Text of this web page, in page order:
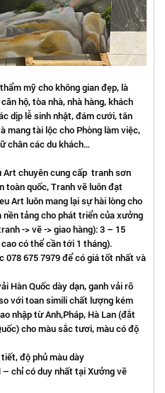
mỹ cho không gian đẹp, là
hộ, tòa nhà, nhà hàng, khách
dịp lễ sinh nhật, đám cưới, tân
mang tài lộc cho Phòng làm việc,
chân các du khách…
Art chuyên cung cấp tranh sơn
toàn quốc, Tranh vẽ luôn đạt
Art luôn mang lại sự hài lòng cho
tảng cho phát triển của xưởng
-> vẽ -> giao hàng): 3 – 15
có thể cần tới 1 tháng).
078 675 7979 để có giá tốt nhất và
Hàn Quốc dày dạn, ganh vải rõ
với toan simili chất lượng kém
nhập từ Anh,Pháp, Hà Lan (đắt
cho màu sắc tươi, màu có độ
độ phủ màu dày
– chỉ có duy nhất tại Xưởng vẽ